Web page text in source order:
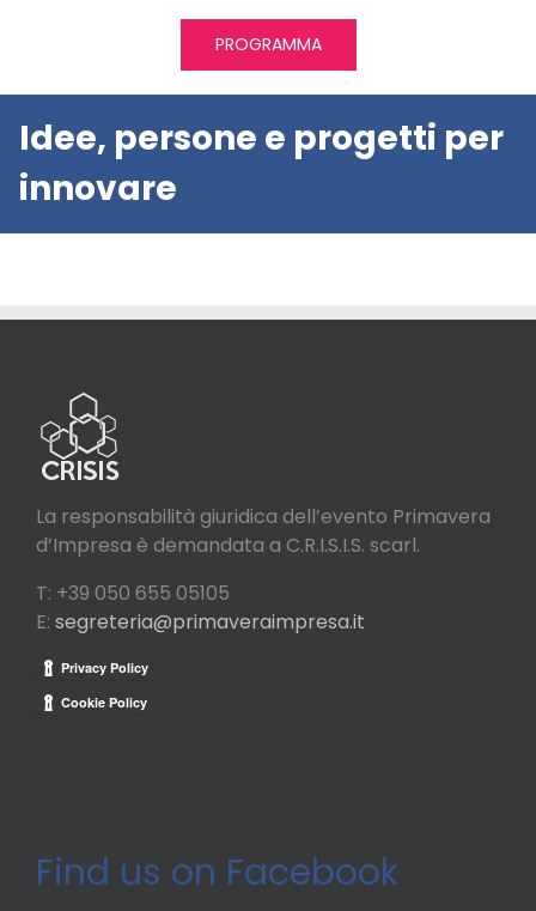
PROGRAMMA
Idee, persone e progetti per
innovare
La responsabilità giuridica dell’evento Primavera
d’Impresa è demandata a C.R.I.S.I.S. scarl.
T: +39 050 655 05105
E: segreteria@primaveraimpresa.it
Find us on Facebook